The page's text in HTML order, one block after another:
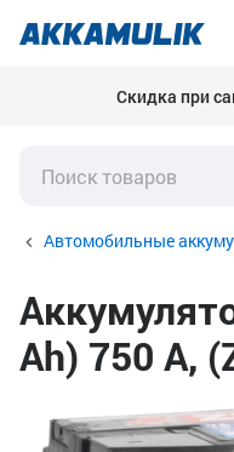
Скидка при
Автомобильные
Ah) 750 А,